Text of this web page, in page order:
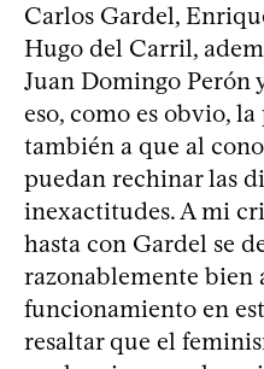
Carlos Gardel,
Hugo del Carril,
Juan Domingo Perón
eso, como es obvio,
también a que al
puedan rechinar las
inexactitudes. A mi
hasta con Gardel se
razonablemente bien
funcionamiento en
resaltar que el